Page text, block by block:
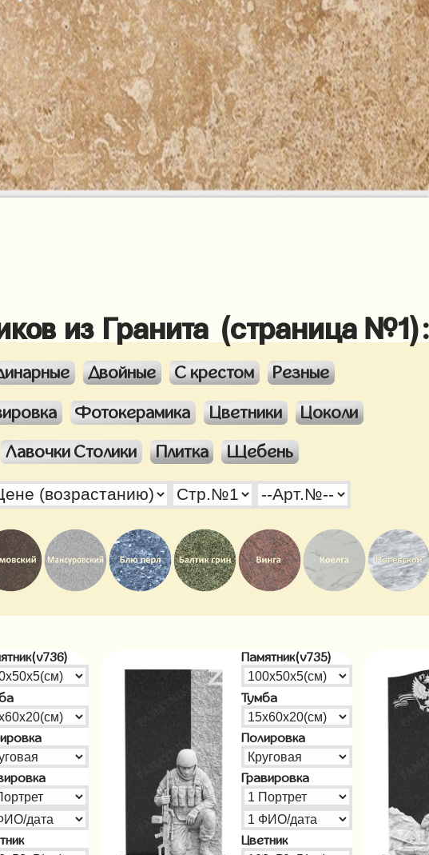
из Гранита (страница №1):
Двойные С крестом Резные
Фотокерамика Цветники Цоколи
Лавочки Столики Плитка Щебень
Памятник(v735)
Тумба
Полировка
Гравировка
Цветник